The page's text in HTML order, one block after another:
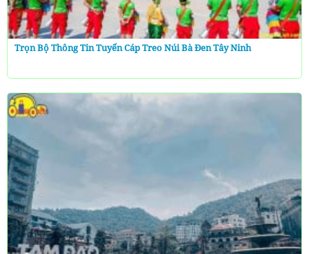
Trọn Bộ Thông Tin Tuyến Cáp Treo Núi Bà Đen Tây Ninh